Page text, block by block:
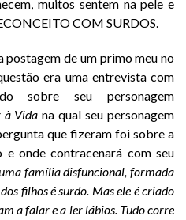
muitos sentem na pele e
COM SURDOS.
postagem de um primo meu no
era uma entrevista com
sobre seu personagem
à Vidana qual seu personagem
que fizeram foi sobre a
e onde contracenará com seu
família disfuncional, formada
filhos é surdo. Mas ele é criado
a falar e a ler lábios. Tudo corre